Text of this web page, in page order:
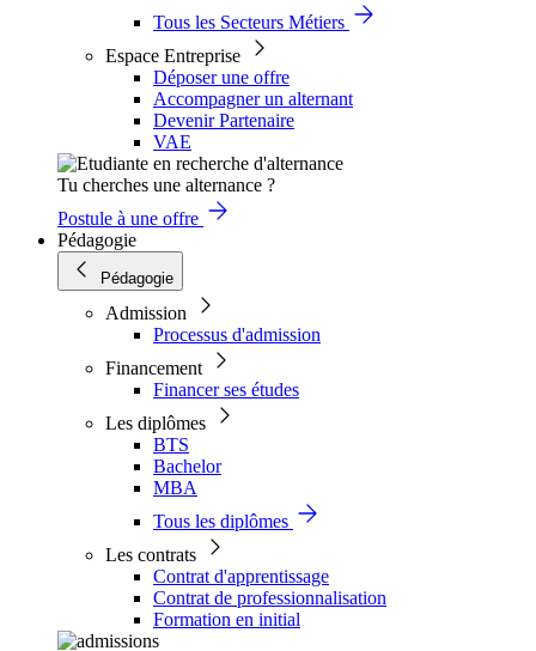
Tous les Secteurs Métiers
Espace Entreprise
Déposer une offre
Accompagner un alternant
Devenir Partenaire
VAE
Tu cherches une alternance ?
Postule à une offre
Pédagogie
Pédagogie
Admission
Processus d'admission
Financement
Financer ses études
Les diplômes
BTS
Bachelor
MBA
Tous les diplômes
Les contrats
Contrat d'apprentissage
Contrat de professionnalisation
Formation en initial